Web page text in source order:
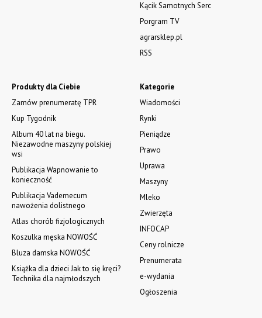
Kategorie
Wiadomości
Rynki
Pieniądze
Prawo
Uprawa
Maszyny
Mleko
Zwierzęta
INFOCAP
Ceny rolnicze
Prenumerata
e-wydania
Ogłoszenia
Produkty dla Ciebie
Zamów prenumeratę TPR
Kup Tygodnik
Album 40 lat na biegu.
Niezawodne maszyny polskiej
wsi
Publikacja Wapnowanie to
konieczność
Publikacja Vademecum
nawożenia dolistnego
Atlas chorób fizjologicznych
Koszulka męska NOWOŚĆ
Bluza damska NOWOŚĆ
Książka dla dzieci Jak to się kręci?
Technika dla najmłodszych
Kącik Samotnych Serc
Porgram TV
agrarsklep.pl
RSS